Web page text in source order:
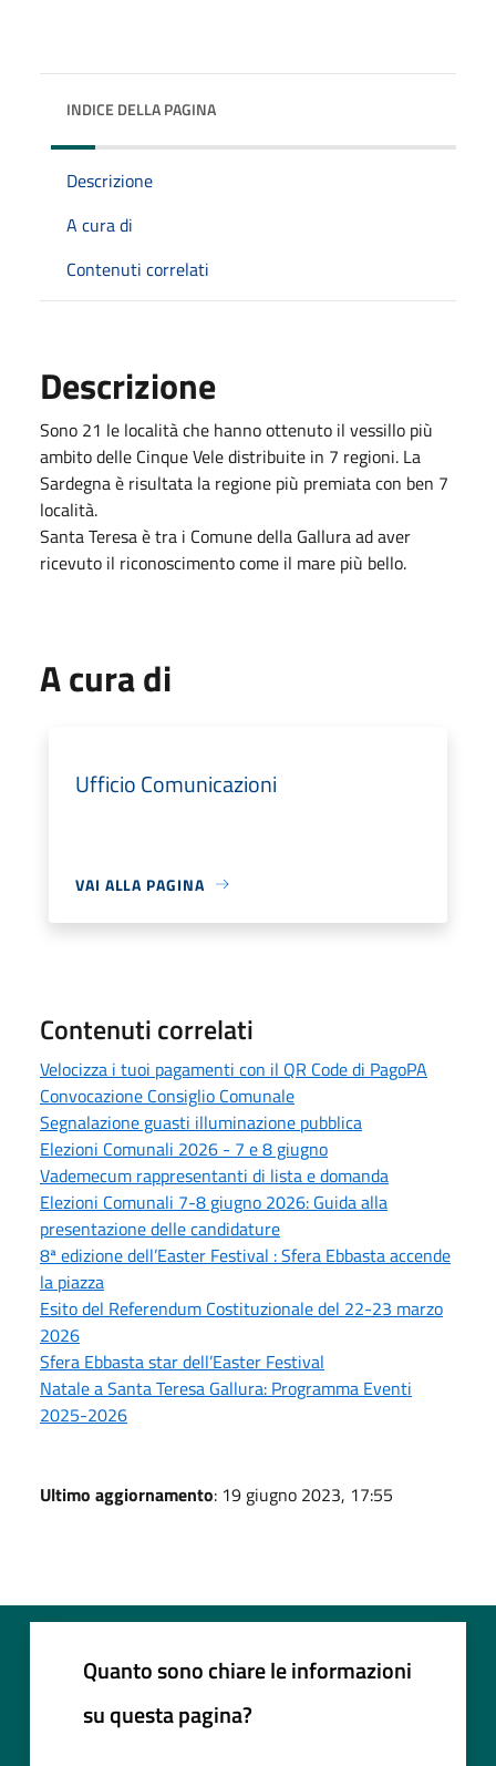
INDICE DELLA PAGINA
Descrizione
A cura di
Contenuti correlati
Descrizione
Sono 21 le località che hanno ottenuto il vessillo più
ambito delle Cinque Vele distribuite in 7 regioni. La
Sardegna è risultata la regione più premiata con ben 7
località.
Santa Teresa è tra i Comune della Gallura ad aver
ricevuto il riconoscimento come il mare più bello.
A cura di
Ufficio Comunicazioni
VAI ALLA PAGINA
Contenuti correlati
Velocizza i tuoi pagamenti con il QR Code di PagoPA
Convocazione Consiglio Comunale
Segnalazione guasti illuminazione pubblica
Elezioni Comunali 2026 - 7 e 8 giugno
Vademecum rappresentanti di lista e domanda
Elezioni Comunali 7-8 giugno 2026: Guida alla
presentazione delle candidature
8ª edizione dell’Easter Festival : Sfera Ebbasta accende
la piazza
Esito del Referendum Costituzionale del 22-23 marzo
2026
Sfera Ebbasta star dell’Easter Festival
Natale a Santa Teresa Gallura: Programma Eventi
2025-2026
Ultimo aggiornamento: 19 giugno 2023, 17:55
Quanto sono chiare le informazioni
su questa pagina?